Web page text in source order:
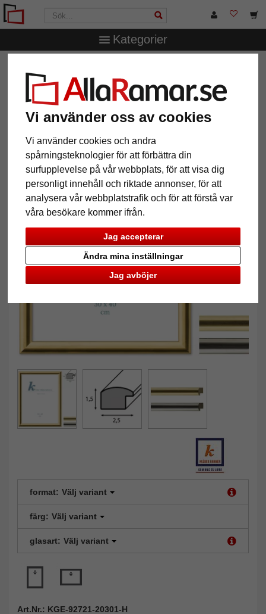
Vi använder oss av cookies
Vi använder cookies och andra
spårningsteknologier för att förbättra din
surfupplevelse på vår webbplats, för att visa dig
personligt innehåll och riktade annonser, för att
analysera vår webbplatstrafik och för att förstå var
våra besökare kommer ifrån.
Jag accepterar
Jag avböjer
Ändra mina inställningar
Kategorier
Los Silos
Träram Los Silos
Tillbaka
format: Välj variant
färg: Välj variant
glasart: Välj variant
Art.Nr.: KGE-92721-20301-H